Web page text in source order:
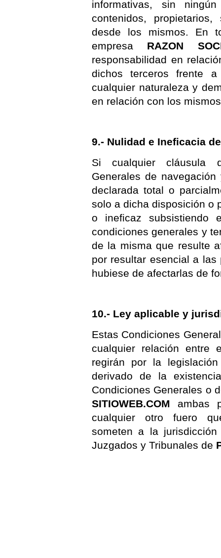
informativas, sin
contenidos,
desde los mismos. En
empresa RAZON
responsabilidad en
dichos terceros frente a
cualquier naturaleza y
en relación con los
9.- Nulidad e Ineficacia
Si cualquier cláusula
Generales de
declarada total o
solo a dicha disposición o
o ineficaz
condiciones generales y
de la misma que resulte
por resultar esencial a las
hubiese de afectarlas de
10.- Ley aplicable y
Estas Condiciones
cualquier relación
regirán por la
derivado de la
Condiciones Generales o
SITIOWEB.COM ambas
cualquier otro fuero
someten a la
Juzgados y Tribunales de